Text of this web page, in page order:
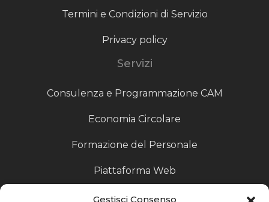
Gestisci Consenso
Termini e Condizioni di Servizio
Privacy policy
Servizi
Consulenza e Programmazione CAM
Economia Circolare
Formazione del Personale
Piattaforma Web
Scouting fornitori